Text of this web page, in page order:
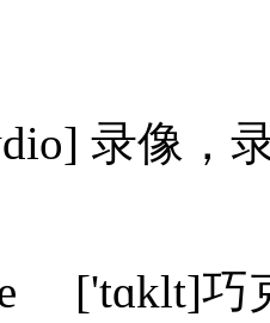
录像，录
巧克